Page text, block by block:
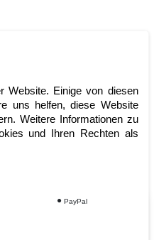
Website. Einige von diesen
uns helfen, diese Website
Weitere Informationen zu
und Ihren Rechten als
PayPal